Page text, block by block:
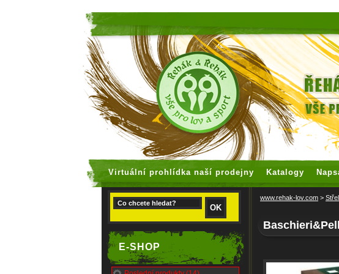
Virtuální prohlídka naší prodejny Katalogy
E-SHOP
www.rehak-lov.com >